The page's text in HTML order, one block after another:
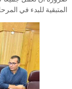
المتبقية للبدء في